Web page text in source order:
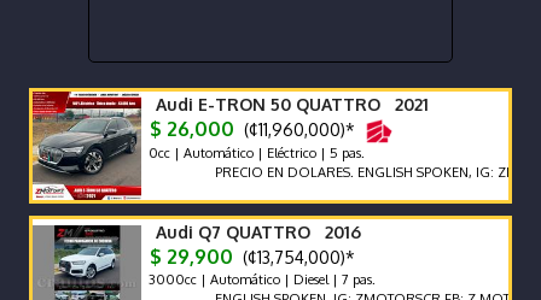
Audi E-TRON 50 QUATTRO 2021
$ 26,000 (¢11,960,000)*
0cc | Automático | Eléctrico | 5 pas.
PRECIO EN DOLARES. ENGLISH SPOKEN, IG:
Audi Q7 QUATTRO 2016
$ 29,900 (¢13,754,000)*
3000cc | Automático | Diesel | 7 pas.